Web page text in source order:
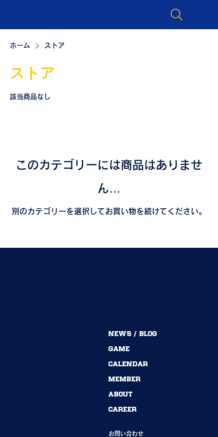
ホーム ストア
ストア
該当商品なし
このカテゴリーには商品はありませ
ん…
別のカテゴリーを選択してお買い物を続けてください。
お問い合わせ
NEWS / BLOG
GAME
CALENDAR
MEMBER
ABOUT
CAREER